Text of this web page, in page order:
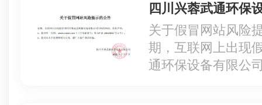
关于假冒网站风险
期，互联网上出现
通环保设备有限公